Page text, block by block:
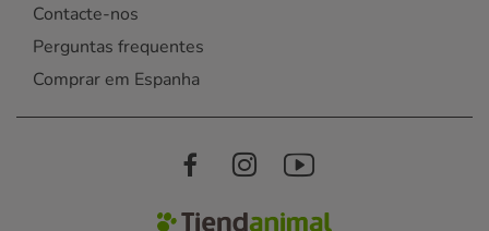
Contacte-nos
Perguntas frequentes
Comprar em Espanha